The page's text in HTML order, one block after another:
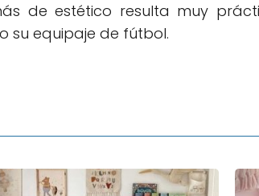
de estético resulta muy
su equipaje de fútbol.